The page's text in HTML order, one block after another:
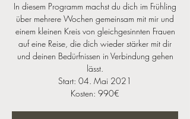
In diesem Programm machst du dich im Frühling
über mehrere Wochen gemeinsam mit mir und
einem kleinen Kreis von gleichgesinnten Frauen
auf eine Reise, die dich wieder stärker mit dir
und deinen Bedürfnissen in Verbindung gehen
lässt.
Start: 04. Mai 2021
Kosten: 990€